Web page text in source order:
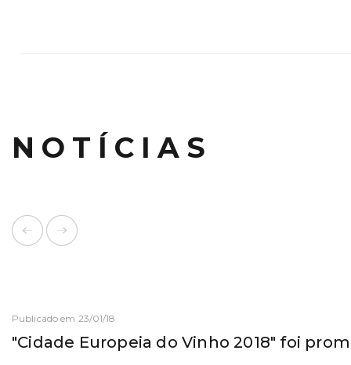
NOTÍCIAS
Publicado em 23/01/18
"Cidade Europeia do Vinho 2018" foi